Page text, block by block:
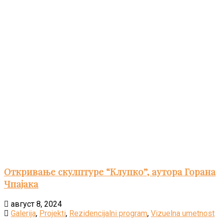
Откривање скулптуре “Клупко”, аутора Горана
Чпајака
август 8, 2024
Galerija, Projekti, Rezidencijalni program, Vizuelna umetnost